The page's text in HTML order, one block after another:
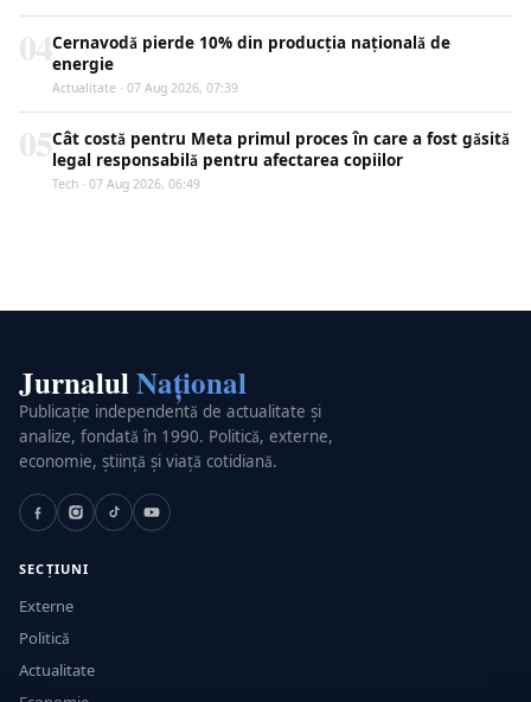
Cernavodă pierde 10% din producția națională de
energie
Actualitate · 07 Aug 2026, 07:39
Cât costă pentru Meta primul proces în care a fost găsită
legal responsabilă pentru afectarea copiilor
Tech · 07 Aug 2026, 06:49
JurnalulNațional
Publicație independentă de actualitate și
analize, fondată în 1990. Politică, externe,
economie, știință și viață cotidiană.
SECȚIUNI
Externe
Politică
Actualitate